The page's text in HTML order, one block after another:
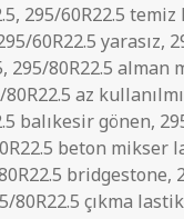
, 295/60R22.5
60R22.5 yarasız,
, 295/80R22.5 alman
80R22.5 az
balıkesir gönen,
beton mikser
bridgestone,
80R22.5 çıkma